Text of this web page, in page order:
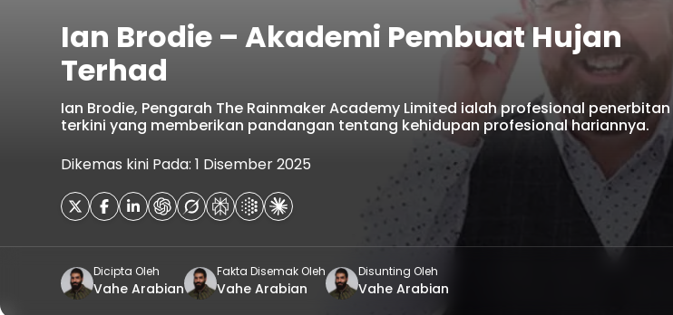
Ian Brodie – Akademi Pembuat Hujan
Terhad
Ian Brodie, Pengarah The Rainmaker Academy Limited ialah profesional
terkini yang memberikan pandangan tentang kehidupan profesional hariannya.
Dikemas kini Pada: 1 Disember 2025
Dicipta Oleh
Vahe Arabian
Fakta Disemak Oleh
Vahe Arabian
Disunting Oleh
Vahe Arabian